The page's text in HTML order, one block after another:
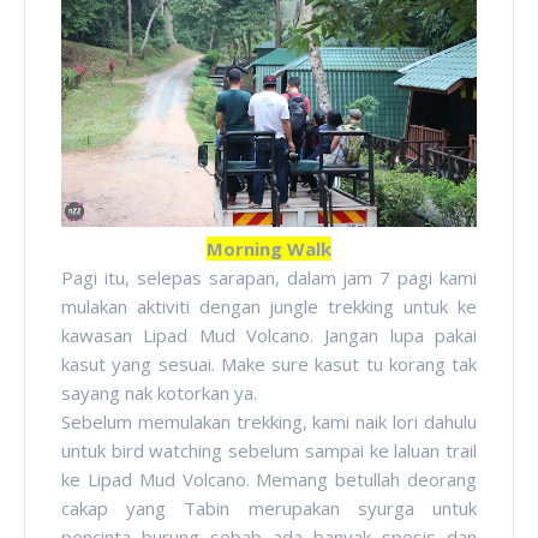
Morning Walk
Pagi itu, selepas sarapan, dalam jam 7 pagi kami
mulakan aktiviti dengan jungle trekking untuk ke
kawasan Lipad Mud Volcano. Jangan lupa pakai
kasut yang sesuai. Make sure kasut tu korang tak
sayang nak kotorkan ya.
Sebelum memulakan trekking, kami naik lori dahulu
untuk bird watching sebelum sampai ke laluan trail
ke Lipad Mud Volcano. Memang betullah deorang
cakap yang Tabin merupakan syurga untuk